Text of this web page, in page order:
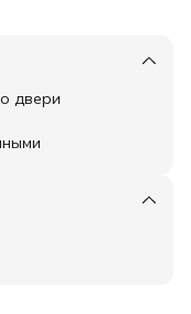
двери